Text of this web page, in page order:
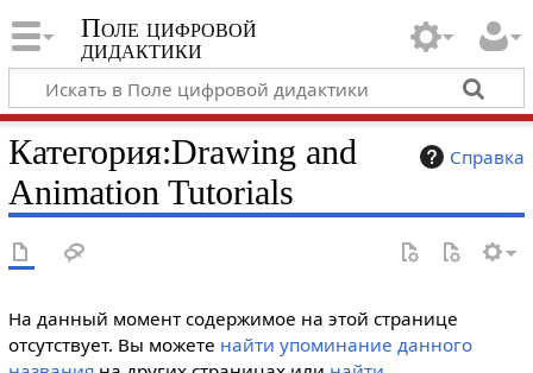
Поле цифровой
дидактики
Справка
Категория:Drawing and
Animation Tutorials
На данный момент содержимое на этой странице
отсутствует. Вы можете найти упоминание данного